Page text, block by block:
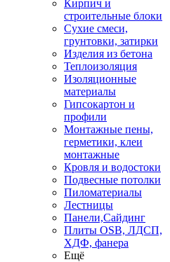
Кирпич и
строительные блоки
Сухие смеси,
грунтовки, затирки
Изделия из бетона
Теплоизоляция
Изоляционные
материалы
Гипсокартон и
профили
Монтажные пены,
герметики, клеи
монтажные
Кровля и водостоки
Подвесные потолки
Пиломатериалы
Лестницы
Панели,Сайдинг
Плиты OSB, ЛДСП,
ХДФ, фанера
Ещё